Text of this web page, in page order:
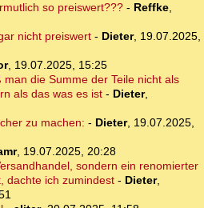
so preiswert???- Reffke,
nicht preiswert- Dieter, 19.07.2025,
, 19.07.2025, 15:25
man die Summe der Teile nicht als
als das was es ist - Dieter,
zu machen: - Dieter, 19.07.2025,
, 19.07.2025, 20:28
sondern ein renomierter
dachte ich zumindest - Dieter,